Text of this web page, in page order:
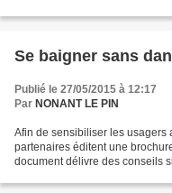
Se baigner sans
Publié le 27/05/2015 à 12:17
Par NONANT LE PIN
Afin de sensibiliser les usagers
partenaires éditent une
document délivre des conseils